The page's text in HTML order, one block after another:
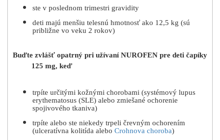
ste v poslednom trimestri gravidity
deti majú menšiu telesnú hmotnosť ako 12,5 kg (sú
približne vo veku 2 rokov)
Buďte zvlášť opatrný pri užívaní NUROFEN pre deti čapíky
125 mg, keď
trpíte určitými kožnými chorobami (systémový lupus
erythematosus (SLE) alebo zmiešané ochorenie
spojivového tkaniva)
trpíte alebo ste niekedy trpeli črevným ochorením
(ulceratívna kolitída alebo Crohnova choroba)